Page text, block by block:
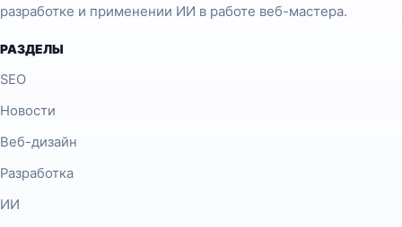
разработке и применении ИИ в работе веб-мастера.
РАЗДЕЛЫ
SEO
Новости
Веб-дизайн
Разработка
ИИ